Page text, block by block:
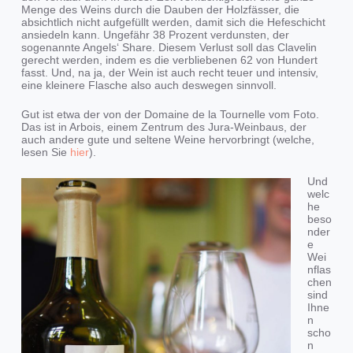
Menge des Weins durch die Dauben der Holzfässer, die
absichtlich nicht aufgefüllt werden, damit sich die Hefeschicht
ansiedeln kann. Ungefähr 38 Prozent verdunsten, der
sogenannte Angels‘ Share. Diesem Verlust soll das Clavelin
gerecht werden, indem es die verbliebenen 62 von Hundert
fasst. Und, na ja, der Wein ist auch recht teuer und intensiv,
eine kleinere Flasche also auch deswegen sinnvoll.
Gut ist etwa der von der Domaine de la Tournelle vom Foto.
Das ist in Arbois, einem Zentrum des Jura-Weinbaus, der
auch andere gute und seltene Weine hervorbringt (welche,
lesen Sie hier).
Und
welc
he
beso
nder
e
Wei
nflas
chen
sind
Ihne
n
scho
n